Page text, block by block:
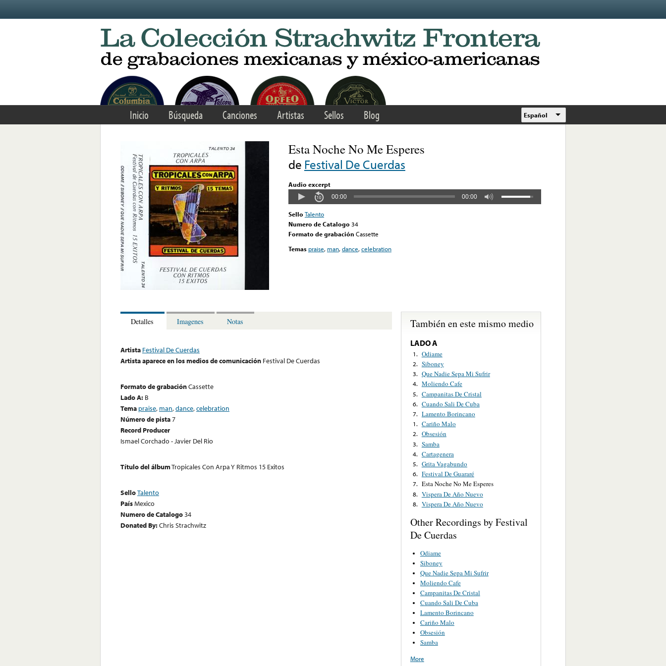
Inicio Búsqueda Canciones Artistas Sellos Blog Español
Esta Noche No Me Esperes
de Festival De Cuerdas
Audio excerpt
00:00 00:00
Sello Talento
Numero de Catalogo 34
Formato de grabación Cassette
Temas praise, man,dance,celebration
Detalles Imagenes Notas
Artista Festival De Cuerdas
Artista aparece en los medios de comunicación Festival De Cuerdas
Formato de grabaciónCassette
Lado A: B
Tema praise, man,dance,celebration
Número de pista7
Record Producer
Ismael Corchado - Javier Del Rio
Título del álbumTropicales Con Arpa Y Ritmos 15 Exitos
SelloTalento
PaísMexico
Numero de Catalogo34
Donated By:Chris Strachwitz
También en este mismo medio
LADO A
1. Odiame
2. Siboney
3. Que Nadie Sepa Mi Sufrir
4. Moliendo Cafe
5. Campanitas De Cristal
6. Cuando Sali De Cuba
7. Lamento Borincano
1. Cariño Malo
2. Obsesión
3. Samba
4. Cartagenera
5. Grita Vagabundo
6. Festival De Guararé
7. Esta Noche No Me Esperes
8. Vispera De Año Nuevo
8. Vispera De Año Nuevo
Other Recordings by Festival
De Cuerdas
Odiame
Siboney
Que Nadie Sepa Mi Sufrir
Moliendo Cafe
Campanitas De Cristal
Cuando Sali De Cuba
Lamento Borincano
Cariño Malo
Obsesión
Samba
More